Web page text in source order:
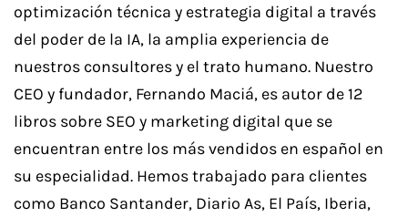
optimización técnica y estrategia digital a través
del poder de la IA, la amplia experiencia de
nuestros consultores y el trato humano. Nuestro
CEO y fundador, Fernando Maciá, es autor de 12
libros sobre SEO y marketing digital que se
encuentran entre los más vendidos en español en
su especialidad. Hemos trabajado para clientes
como Banco Santander, Diario As, El País, Iberia,